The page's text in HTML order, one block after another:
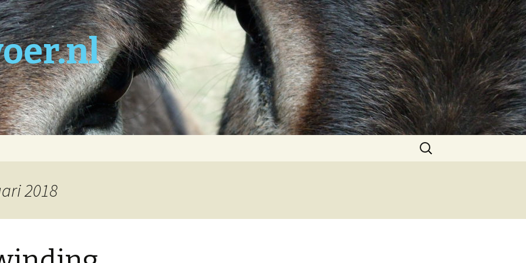
Zoeken
naar:
2018